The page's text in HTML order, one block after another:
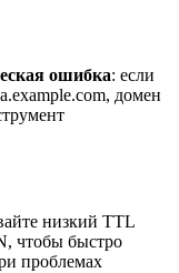
ошибка: если
домен
низкий TTL
чтобы быстро
проблемах